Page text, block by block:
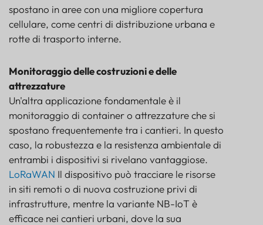
spostano in aree con una migliore copertura
cellulare, come centri di distribuzione urbana e
rotte di trasporto interne.
Monitoraggio delle costruzioni e delle
attrezzature
Un'altra applicazione fondamentale è il
monitoraggio di container o attrezzature che si
spostano frequentemente tra i cantieri. In questo
caso, la robustezza e la resistenza ambientale di
entrambi i dispositivi si rivelano vantaggiose.
LoRaWAN Il dispositivo può tracciare le risorse
in siti remoti o di nuova costruzione privi di
infrastrutture, mentre la variante NB-IoT è
efficace nei cantieri urbani, dove la sua